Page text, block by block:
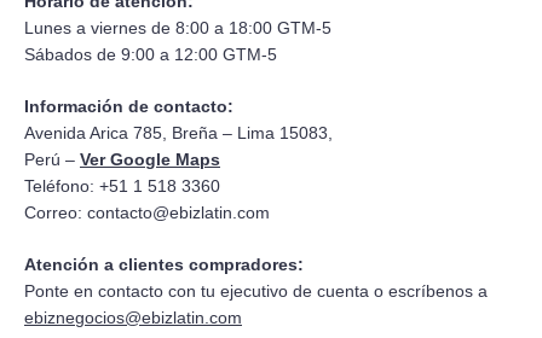
Lunes a viernes de 8:00 a 18:00 GTM-5
Sábados de 9:00 a 12:00 GTM-5
Información de contacto:
Avenida Arica 785, Breña – Lima 15083,
Perú – Ver Google Maps
Teléfono: +51 1 518 3360
Correo: contacto@ebizlatin.com
Atención a clientes compradores:
Ponte en contacto con tu ejecutivo de cuenta o escríbenos a
ebiznegocios@ebizlatin.com